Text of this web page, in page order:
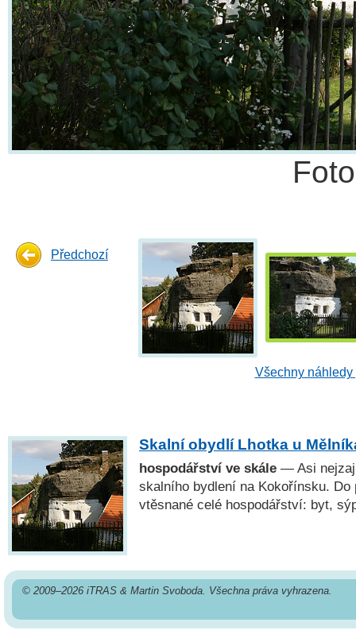
Předchozí
Všechny náhledy
Skalní obydlí Lhotka u
hospodářství ve skále — Asi
skalního bydlení na Kokořínsku.
vtěsnané celé hospodářství: byt,
© 2009–2026 iTRAS & Martin Svoboda. Všechna práva vyhrazena.